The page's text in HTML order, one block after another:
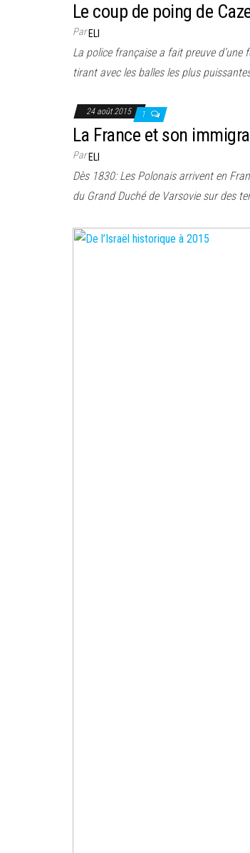
Le coup de poing de
ParELI
La police française a fait preuve d’une
tirant avec les balles les plus
24 août 2015 1
La France et son
ParELI
Dès 1830: Les Polonais arrivent en
du Grand Duché de Varsovie sur des